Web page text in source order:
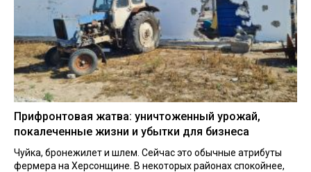
Прифронтовая жатва: уничтоженный урожай,
покалеченные жизни и убытки для бизнеса
Чуйка, бронежилет и шлем. Сейчас это обычные атрибуты
фермера на Херсонщине. В некоторых районах спокойнее,